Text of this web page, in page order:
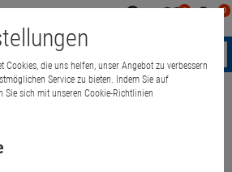
0 0
Cookies, die uns helfen, unser Angebot zu verbessern
Service zu bieten. Indem Sie auf
Sie sich mit unseren Cookie-Richtlinien